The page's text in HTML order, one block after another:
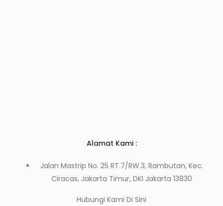
Alamat Kami :
Jalan Mastrip No. 25 RT.7/RW.3, Rambutan, Kec.
Ciracas, Jakarta Timur, DKI Jakarta 13830
Hubungi Kami Di Sini